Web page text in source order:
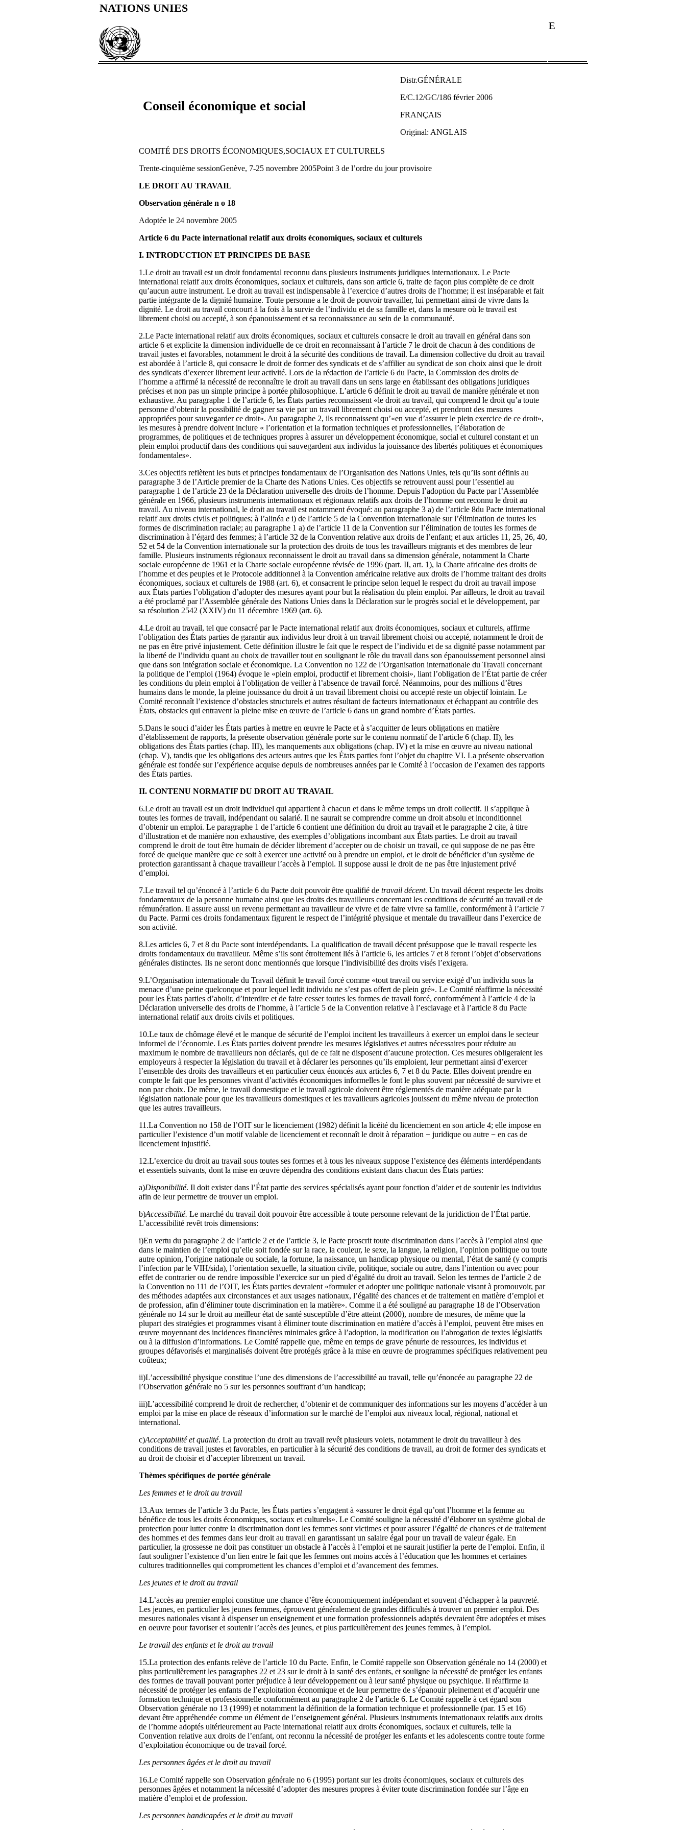
NATIONS UNIES
E
Conseil économique et social
Distr.GÉNÉRALE
E/C.12/GC/186 février 2006
FRANÇAIS
Original: ANGLAIS
COMITÉ DES DROITS ÉCONOMIQUES,SOCIAUX ET CULTURELS
Trente-cinquième sessionGenève, 7-25 novembre 2005Point 3 de l’ordre du jour provisoire
LE DROIT AU TRAVAIL
Observation générale n o 18
Adoptée le 24 novembre 2005
Article 6 du Pacte international relatif aux droits économiques, sociaux et culturels
I. INTRODUCTION ET PRINCIPES DE BASE
1.Le droit au travail est un droit fondamental reconnu dans plusieurs instruments juridiques internationaux. Le Pacte
international relatif aux droits économiques, sociaux et culturels, dans son article 6, traite de façon plus complète de ce droit
qu’aucun autre instrument. Le droit au travail est indispensable à l’exercice d’autres droits de l’homme; il est inséparable et fait
partie intégrante de la dignité humaine. Toute personne a le droit de pouvoir travailler, lui permettant ainsi de vivre dans la
dignité. Le droit au travail concourt à la fois à la survie de l’individu et de sa famille et, dans la mesure où le travail est
librement choisi ou accepté, à son épanouissement et sa reconnaissance au sein de la communauté.
2.Le Pacte international relatif aux droits économiques, sociaux et culturels consacre le droit au travail en général dans son
article 6 et explicite la dimension individuelle de ce droit en reconnaissant à l’article 7 le droit de chacun à des conditions de
travail justes et favorables, notamment le droit à la sécurité des conditions de travail. La dimension collective du droit au travail
est abordée à l’article 8, qui consacre le droit de former des syndicats et de s’affilier au syndicat de son choix ainsi que le droit
des syndicats d’exercer librement leur activité. Lors de la rédaction de l’article 6 du Pacte, la Commission des droits de
l’homme a affirmé la nécessité de reconnaître le droit au travail dans un sens large en établissant des obligations juridiques
précises et non pas un simple principe à portée philosophique. L’article 6 définit le droit au travail de manière générale et non
exhaustive. Au paragraphe 1 de l’article 6, les États parties reconnaissent «le droit au travail, qui comprend le droit qu’a toute
personne d’obtenir la possibilité de gagner sa vie par un travail librement choisi ou accepté, et prendront des mesures
appropriées pour sauvegarder ce droit». Au paragraphe 2, ils reconnaissent qu’«en vue d’assurer le plein exercice de ce droit»,
les mesures à prendre doivent inclure « l’orientation et la formation techniques et professionnelles, l’élaboration de
programmes, de politiques et de techniques propres à assurer un développement économique, social et culturel constant et un
plein emploi productif dans des conditions qui sauvegardent aux individus la jouissance des libertés politiques et économiques
fondamentales».
3.Ces objectifs reflètent les buts et principes fondamentaux de l’Organisation des Nations Unies, tels qu’ils sont définis au
paragraphe 3 de l’Article premier de la Charte des Nations Unies. Ces objectifs se retrouvent aussi pour l’essentiel au
paragraphe 1 de l’article 23 de la Déclaration universelle des droits de l’homme. Depuis l’adoption du Pacte par l’Assemblée
générale en 1966, plusieurs instruments internationaux et régionaux relatifs aux droits de l’homme ont reconnu le droit au
travail. Au niveau international, le droit au travail est notamment évoqué: au paragraphe 3 a) de l’article 8du Pacte international
relatif aux droits civils et politiques; à l’alinéa e i) de l’article 5 de la Convention internationale sur l’élimination de toutes les
formes de discrimination raciale; au paragraphe 1 a) de l’article 11 de la Convention sur l’élimination de toutes les formes de
discrimination à l’égard des femmes; à l’article 32 de la Convention relative aux droits de l’enfant; et aux articles 11, 25, 26, 40,
52 et 54 de la Convention internationale sur la protection des droits de tous les travailleurs migrants et des membres de leur
famille. Plusieurs instruments régionaux reconnaissent le droit au travail dans sa dimension générale, notamment la Charte
sociale européenne de 1961 et la Charte sociale européenne révisée de 1996 (part. II, art. 1), la Charte africaine des droits de
l’homme et des peuples et le Protocole additionnel à la Convention américaine relative aux droits de l’homme traitant des droits
économiques, sociaux et culturels de 1988 (art. 6), et consacrent le principe selon lequel le respect du droit au travail impose
aux États parties l’obligation d’adopter des mesures ayant pour but la réalisation du plein emploi. Par ailleurs, le droit au travail
a été proclamé par l’Assemblée générale des Nations Unies dans la Déclaration sur le progrès social et le développement, par
sa résolution 2542 (XXIV) du 11 décembre 1969 (art. 6).
4.Le droit au travail, tel que consacré par le Pacte international relatif aux droits économiques, sociaux et culturels, affirme
l’obligation des États parties de garantir aux individus leur droit à un travail librement choisi ou accepté, notamment le droit de
ne pas en être privé injustement. Cette définition illustre le fait que le respect de l’individu et de sa dignité passe notamment par
la liberté de l’individu quant au choix de travailler tout en soulignant le rôle du travail dans son épanouissement personnel ainsi
que dans son intégration sociale et économique. La Convention no 122 de l’Organisation internationale du Travail concernant
la politique de l’emploi (1964) évoque le «plein emploi, productif et librement choisi», liant l’obligation de l’État partie de créer
les conditions du plein emploi à l’obligation de veiller à l’absence de travail forcé. Néanmoins, pour des millions d’êtres
humains dans le monde, la pleine jouissance du droit à un travail librement choisi ou accepté reste un objectif lointain. Le
Comité reconnaît l’existence d’obstacles structurels et autres résultant de facteurs internationaux et échappant au contrôle des
États, obstacles qui entravent la pleine mise en œuvre de l’article 6 dans un grand nombre d’États parties.
5.Dans le souci d’aider les États parties à mettre en œuvre le Pacte et à s’acquitter de leurs obligations en matière
d’établissement de rapports, la présente observation générale porte sur le contenu normatif de l’article 6 (chap. II), les
obligations des États parties (chap. III), les manquements aux obligations (chap. IV) et la mise en œuvre au niveau national
(chap. V), tandis que les obligations des acteurs autres que les États parties font l’objet du chapitre VI. La présente observation
générale est fondée sur l’expérience acquise depuis de nombreuses années par le Comité à l’occasion de l’examen des rapports
des États parties.
II. CONTENU NORMATIF DU DROIT AU TRAVAIL
6.Le droit au travail est un droit individuel qui appartient à chacun et dans le même temps un droit collectif. Il s’applique à
toutes les formes de travail, indépendant ou salarié. Il ne saurait se comprendre comme un droit absolu et inconditionnel
d’obtenir un emploi. Le paragraphe 1 de l’article 6 contient une définition du droit au travail et le paragraphe 2 cite, à titre
d’illustration et de manière non exhaustive, des exemples d’obligations incombant aux États parties. Le droit au travail
comprend le droit de tout être humain de décider librement d’accepter ou de choisir un travail, ce qui suppose de ne pas être
forcé de quelque manière que ce soit à exercer une activité ou à prendre un emploi, et le droit de bénéficier d’un système de
protection garantissant à chaque travailleur l’accès à l’emploi. Il suppose aussi le droit de ne pas être injustement privé
d’emploi.
7.Le travail tel qu’énoncé à l’article 6 du Pacte doit pouvoir être qualifié de travail décent. Un travail décent respecte les droits
fondamentaux de la personne humaine ainsi que les droits des travailleurs concernant les conditions de sécurité au travail et de
rémunération. Il assure aussi un revenu permettant au travailleur de vivre et de faire vivre sa famille, conformément à l’article 7
du Pacte. Parmi ces droits fondamentaux figurent le respect de l’intégrité physique et mentale du travailleur dans l’exercice de
son activité.
8.Les articles 6, 7 et 8 du Pacte sont interdépendants. La qualification de travail décent présuppose que le travail respecte les
droits fondamentaux du travailleur. Même s’ils sont étroitement liés à l’article 6, les articles 7 et 8 feront l’objet d’observations
générales distinctes. Ils ne seront donc mentionnés que lorsque l’indivisibilité des droits visés l’exigera.
9.L’Organisation internationale du Travail définit le travail forcé comme «tout travail ou service exigé d’un individu sous la
menace d’une peine quelconque et pour lequel ledit individu ne s’est pas offert de plein gré». Le Comité réaffirme la nécessité
pour les États parties d’abolir, d’interdire et de faire cesser toutes les formes de travail forcé, conformément à l’article 4 de la
Déclaration universelle des droits de l’homme, à l’article 5 de la Convention relative à l’esclavage et à l’article 8 du Pacte
international relatif aux droits civils et politiques.
10.Le taux de chômage élevé et le manque de sécurité de l’emploi incitent les travailleurs à exercer un emploi dans le secteur
informel de l’économie. Les États parties doivent prendre les mesures législatives et autres nécessaires pour réduire au
maximum le nombre de travailleurs non déclarés, qui de ce fait ne disposent d’aucune protection. Ces mesures obligeraient les
employeurs à respecter la législation du travail et à déclarer les personnes qu’ils emploient, leur permettant ainsi d’exercer
l’ensemble des droits des travailleurs et en particulier ceux énoncés aux articles 6, 7 et 8 du Pacte. Elles doivent prendre en
compte le fait que les personnes vivant d’activités économiques informelles le font le plus souvent par nécessité de survivre et
non par choix. De même, le travail domestique et le travail agricole doivent être réglementés de manière adéquate par la
législation nationale pour que les travailleurs domestiques et les travailleurs agricoles jouissent du même niveau de protection
que les autres travailleurs.
11.La Convention no 158 de l’OIT sur le licenciement (1982) définit la licéité du licenciement en son article 4; elle impose en
particulier l’existence d’un motif valable de licenciement et reconnaît le droit à réparation − juridique ou autre − en cas de
licenciement injustifié.
12.L’exercice du droit au travail sous toutes ses formes et à tous les niveaux suppose l’existence des éléments interdépendants
et essentiels suivants, dont la mise en œuvre dépendra des conditions existant dans chacun des États parties:
a)Disponibilité. Il doit exister dans l’État partie des services spécialisés ayant pour fonction d’aider et de soutenir les individus
afin de leur permettre de trouver un emploi.
b)Accessibilité. Le marché du travail doit pouvoir être accessible à toute personne relevant de la juridiction de l’État partie.
L’accessibilité revêt trois dimensions:
i)En vertu du paragraphe 2 de l’article 2 et de l’article 3, le Pacte proscrit toute discrimination dans l’accès à l’emploi ainsi que
dans le maintien de l’emploi qu’elle soit fondée sur la race, la couleur, le sexe, la langue, la religion, l’opinion politique ou toute
autre opinion, l’origine nationale ou sociale, la fortune, la naissance, un handicap physique ou mental, l’état de santé (y compris
l’infection par le VIH/sida), l’orientation sexuelle, la situation civile, politique, sociale ou autre, dans l’intention ou avec pour
effet de contrarier ou de rendre impossible l’exercice sur un pied d’égalité du droit au travail. Selon les termes de l’article 2 de
la Convention no 111 de l’OIT, les États parties devraient «formuler et adopter une politique nationale visant à promouvoir, par
des méthodes adaptées aux circonstances et aux usages nationaux, l’égalité des chances et de traitement en matière d’emploi et
de profession, afin d’éliminer toute discrimination en la matière». Comme il a été souligné au paragraphe 18 de l’Observation
générale no 14 sur le droit au meilleur état de santé susceptible d’être atteint (2000), nombre de mesures, de même que la
plupart des stratégies et programmes visant à éliminer toute discrimination en matière d’accès à l’emploi, peuvent être mises en
œuvre moyennant des incidences financières minimales grâce à l’adoption, la modification ou l’abrogation de textes législatifs
ou à la diffusion d’informations. Le Comité rappelle que, même en temps de grave pénurie de ressources, les individus et
groupes défavorisés et marginalisés doivent être protégés grâce à la mise en œuvre de programmes spécifiques relativement peu
coûteux;
ii)L’accessibilité physique constitue l’une des dimensions de l’accessibilité au travail, telle qu’énoncée au paragraphe 22 de
l’Observation générale no 5 sur les personnes souffrant d’un handicap;
iii)L’accessibilité comprend le droit de rechercher, d’obtenir et de communiquer des informations sur les moyens d’accéder à un
emploi par la mise en place de réseaux d’information sur le marché de l’emploi aux niveaux local, régional, national et
international.
c)Acceptabilité et qualité. La protection du droit au travail revêt plusieurs volets, notamment le droit du travailleur à des
conditions de travail justes et favorables, en particulier à la sécurité des conditions de travail, au droit de former des syndicats et
au droit de choisir et d’accepter librement un travail.
Thèmes spécifiques de portée générale
Les femmes et le droit au travail
13.Aux termes de l’article 3 du Pacte, les États parties s’engagent à «assurer le droit égal qu’ont l’homme et la femme au
bénéfice de tous les droits économiques, sociaux et culturels». Le Comité souligne la nécessité d’élaborer un système global de
protection pour lutter contre la discrimination dont les femmes sont victimes et pour assurer l’égalité de chances et de traitement
des hommes et des femmes dans leur droit au travail en garantissant un salaire égal pour un travail de valeur égale. En
particulier, la grossesse ne doit pas constituer un obstacle à l’accès à l’emploi et ne saurait justifier la perte de l’emploi. Enfin, il
faut souligner l’existence d’un lien entre le fait que les femmes ont moins accès à l’éducation que les hommes et certaines
cultures traditionnelles qui compromettent les chances d’emploi et d’avancement des femmes.
Les jeunes et le droit au travail
14.L’accès au premier emploi constitue une chance d’être économiquement indépendant et souvent d’échapper à la pauvreté.
Les jeunes, en particulier les jeunes femmes, éprouvent généralement de grandes difficultés à trouver un premier emploi. Des
mesures nationales visant à dispenser un enseignement et une formation professionnels adaptés devraient être adoptées et mises
en oeuvre pour favoriser et soutenir l’accès des jeunes, et plus particulièrement des jeunes femmes, à l’emploi.
Le travail des enfants et le droit au travail
15.La protection des enfants relève de l’article 10 du Pacte. Enfin, le Comité rappelle son Observation générale no 14 (2000) et
plus particulièrement les paragraphes 22 et 23 sur le droit à la santé des enfants, et souligne la nécessité de protéger les enfants
des formes de travail pouvant porter préjudice à leur développement ou à leur santé physique ou psychique. Il réaffirme la
nécessité de protéger les enfants de l’exploitation économique et de leur permettre de s’épanouir pleinement et d’acquérir une
formation technique et professionnelle conformément au paragraphe 2 de l’article 6. Le Comité rappelle à cet égard son
Observation générale no 13 (1999) et notamment la définition de la formation technique et professionnelle (par. 15 et 16)
devant être appréhendée comme un élément de l’enseignement général. Plusieurs instruments internationaux relatifs aux droits
de l’homme adoptés ultérieurement au Pacte international relatif aux droits économiques, sociaux et culturels, telle la
Convention relative aux droits de l’enfant, ont reconnu la nécessité de protéger les enfants et les adolescents contre toute forme
d’exploitation économique ou de travail forcé.
Les personnes âgées et le droit au travail
16.Le Comité rappelle son Observation générale no 6 (1995) portant sur les droits économiques, sociaux et culturels des
personnes âgées et notamment la nécessité d’adopter des mesures propres à éviter toute discrimination fondée sur l’âge en
matière d’emploi et de profession.
Les personnes handicapées et le droit au travail